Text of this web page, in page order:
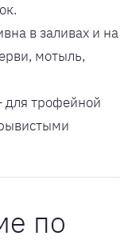
в заливах и на
мотыль,
для трофейной
по